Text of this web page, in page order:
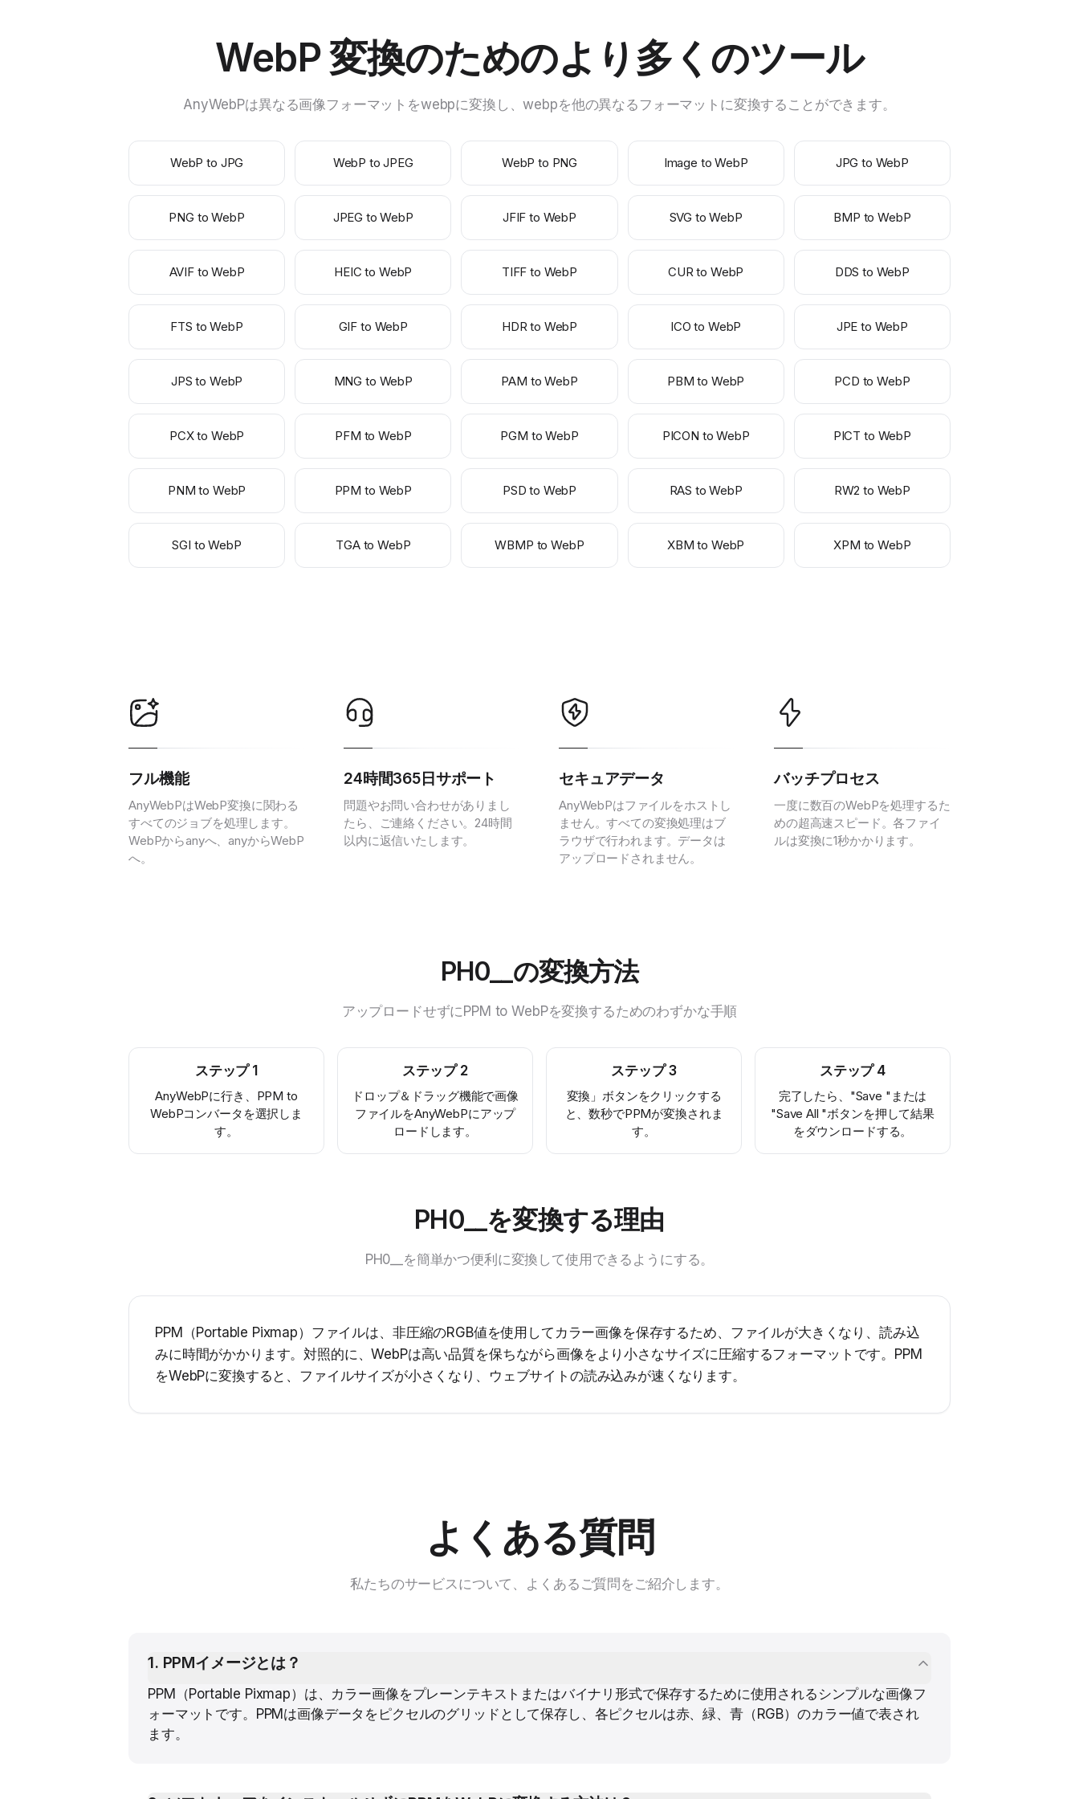
WebP 変換のためのより多くのツール
AnyWebPは異なる画像フォーマットをwebpに変換し、webpを他の異なるフォーマットに変換することができます。
WebP to JPG WebP to JPEG WebP to PNG Image to WebP JPG to WebP
PNG to WebP JPEG to WebP JFIF to WebP SVG to WebP BMP to WebP
AVIF to WebP HEIC to WebP TIFF to WebP CUR to WebP DDS to WebP
FTS to WebP GIF to WebP HDR to WebP ICO to WebP JPE to WebP
JPS to WebP MNG to WebP PAM to WebP PBM to WebP PCD to WebP
PCX to WebP PFM to WebP PGM to WebP PICON to WebP PICT to WebP
PNM to WebP PPM to WebP PSD to WebP RAS to WebP RW2 to WebP
SGI to WebP TGA to WebP WBMP to WebP XBM to WebP XPM to WebP
フル機能
AnyWebPはWebP変換に関わる
すべてのジョブを処理します。
WebPからanyへ、anyからWebP
へ。
24時間365日サポート
問題やお問い合わせがありまし
たら、ご連絡ください。24時間
以内に返信いたします。
セキュアデータ
AnyWebPはファイルをホストし
ません。すべての変換処理はブ
ラウザで行われます。データは
アップロードされません。
バッチプロセス
一度に数百のWebPを処理するた
めの超高速スピード。各ファイ
ルは変換に1秒かかります。
PH0__の変換方法
アップロードせずにPPM to WebPを変換するためのわずかな手順
ステップ 1
AnyWebPに行き、PPM to
WebPコンバータを選択しま
す。
ステップ 2
ドロップ＆ドラッグ機能で画像
ファイルをAnyWebPにアップ
ロードします。
ステップ 3
変換」ボタンをクリックする
と、数秒でPPMが変換されま
す。
ステップ 4
完了したら、"Save "または
"Save All "ボタンを押して結果
をダウンロードする。
PH0__を変換する理由
PH0__を簡単かつ便利に変換して使用できるようにする。
PPM（Portable Pixmap）ファイルは、非圧縮のRGB値を使用してカラー画像を保存するため、ファイルが大きくなり、読み込
みに時間がかかります。対照的に、WebPは高い品質を保ちながら画像をより小さなサイズに圧縮するフォーマットです。PPM
をWebPに変換すると、ファイルサイズが小さくなり、ウェブサイトの読み込みが速くなります。
よくある質問
私たちのサービスについて、よくあるご質問をご紹介します。
1. PPMイメージとは？
PPM（Portable Pixmap）は、カラー画像をプレーンテキストまたはバイナリ形式で保存するために使用されるシンプルな画像フ
ォーマットです。PPMは画像データをピクセルのグリッドとして保存し、各ピクセルは赤、緑、青（RGB）のカラー値で表され
ます。